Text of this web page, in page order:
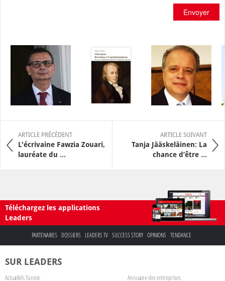
Envoyer
ARTICLE PRÉCÉDENT
L'écrivaine Fawzia Zouari,
lauréate du ...
ARTICLE SUIVANT
Tanja Jääskeläinen: La
chance d’être ...
Téléchargez les applications
Leaders
PARTENAIRES DOSSIERS LEADERS TV SUCCESS STORY OPINIONS TENDANCE
SUR LEADERS
Actualités Tunisie Annuaire des entreprises